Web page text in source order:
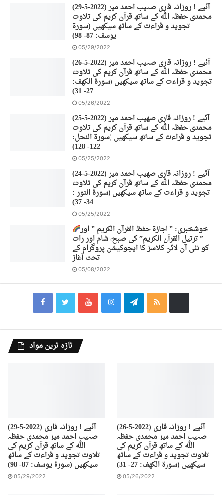
(29-5-2022) آئیے ! روزانہ قاری صہیب احمد میر
محمدی حفظہ اللہ کے ساتھ قرآن کریم کی تلاوت
تجوید و قراءت کے ساتھ سیکھیں (سورة
يوسف: 87- 98)
05/29/2022
(26-5-2022) آئیے ! روزانہ قاری صہیب احمد میر
محمدی حفظہ اللہ کے ساتھ قرآن کریم کی تلاوت
تجوید و قراءت کے ساتھ سیکھیں (سورة الكهف:
27- 31)
05/26/2022
(25-5-2022) آئیے ! روزانہ قاری صهیب احمد میر
محمدی حفظہ اللہ کے ساتھ قرآن کریم کی تلاوت
تجوید و قراءت کے ساتھ سیکھیں (سورة النحل:
122- 128)
05/25/2022
(24-5-2022) آئیے ! روزانہ قاری صهیب احمد میر
محمدی حفظہ اللہ کے ساتھ قرآن کریم کی تلاوت
تجوید و قراءت کے ساتھ سیکھیں (سورة النور :
34- 37)
05/25/2022
خوشخبری: ” اجازة حفظ القرآن الكريم ” اور
” ترتیل القرآن الكريم” کی صبح، شام اور رات
کو نئی آن لائن کلاسز کا ایجوکیشن پروگرام کے
تحت آغاز
05/08/2022
تازہ ترین مواد
(29-5-2022) آئیے ! روزانہ قاری
صہیب احمد میر محمدی حفظہ
اللہ کے ساتھ قرآن کریم کی
تلاوت تجوید و قراءت کے ساتھ
سیکھیں (سورة يوسف: 87- 98)
05/29/2022
(26-5-2022) آئیے ! روزانہ قاری
صہیب احمد میر محمدی حفظہ
اللہ کے ساتھ قرآن کریم کی
تلاوت تجوید و قراءت کے ساتھ
سیکھیں (سورة الكهف: 27- 31)
05/26/2022